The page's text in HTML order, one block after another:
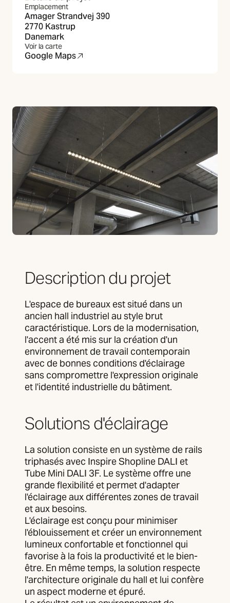
Emplacement
Amager Strandvej 390
2770 Kastrup
Danemark
Voir la carte
Google Maps
(S'ouvre dans un nouvel onglet)
Description du projet
L'espace de bureaux est situé dans un
ancien hall industriel au style brut
caractéristique. Lors de la modernisation,
l'accent a été mis sur la création d'un
environnement de travail contemporain
avec de bonnes conditions d'éclairage
sans compromettre l'expression originale
et l'identité industrielle du bâtiment.
Solutions d'éclairage
La solution consiste en un système de rails
triphasés avec Inspire Shopline DALI et
Tube Mini DALI 3F. Le système offre une
grande flexibilité et permet d'adapter
l'éclairage aux différentes zones de travail
et aux besoins.
L'éclairage est conçu pour minimiser
l'éblouissement et créer un environnement
lumineux confortable et fonctionnel qui
favorise à la fois la productivité et le bien-
être. En même temps, la solution respecte
l'architecture originale du hall et lui confère
un aspect moderne et épuré.